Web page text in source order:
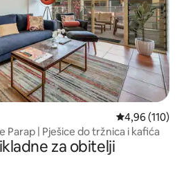
Prosječna
4,96 (110)
Parap | Pješice do tržnica i kafića
za obitelji